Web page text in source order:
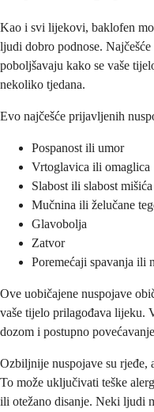
Kao i svi lijekovi, baklofen
ljudi dobro podnose.
poboljšavaju kako se vaše
nekoliko tjedana.
Evo najčešće prijavljenih
Pospanost ili umor
Vrtoglavica ili omaglica
Slabost ili slabost mišića
Mučnina ili želučane
Glavobolja
Zatvor
Poremećaji spavanja ili
Ove uobičajene nuspojave
vaše tijelo prilagođava lijeku.
dozom i postupno
Ozbiljnije nuspojave su rjeđe,
To može uključivati teške
ili otežano disanje. Neki ljudi